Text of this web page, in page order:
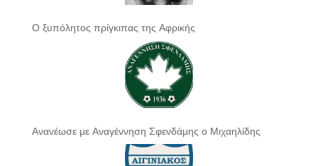
Ο ξυπόλητος πρίγκιπας της Αφρικής
Ανανέωσε με Αναγέννηση Σφενδάμης ο Μιχαηλίδης